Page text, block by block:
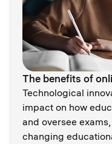
The benefits of
Technological
impact on how
and oversee
changing